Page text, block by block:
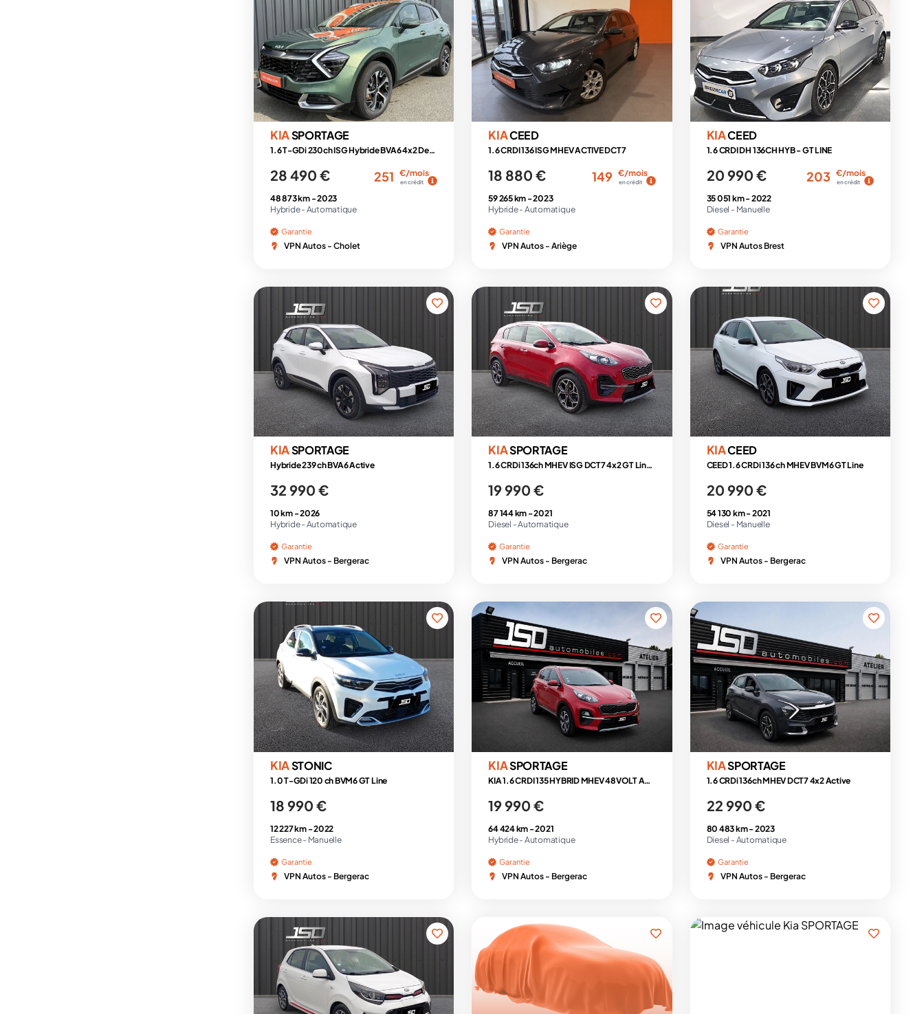
KIASPORTAGE
1.6 T-GDi 230ch ISG Hybride BVA6 4x2 Design
28 490 € 251 €/mois
en crédit
48 873 km -2023
Hybride - Automatique
Garantie
VPN Autos - Cholet
KIACEED
1.6 CRDI 136 ISG MHEV ACTIVE DCT7
18 880 € 149 €/mois
en crédit
59 265 km -2023
Hybride - Automatique
Garantie
VPN Autos - Ariège
KIACEED
1.6 CRDI DH 136CH HYB - GT LINE
20 990 € 203 €/mois
en crédit
35 051 km -2022
Diesel - Manuelle
Garantie
VPN Autos Brest
KIASPORTAGE
Hybride 239 ch BVA6 Active
32 990 €
10 km -2026
Hybride - Automatique
Garantie
VPN Autos - Bergerac
KIASPORTAGE
1.6 CRDi 136ch MHEV ISG DCT7 4x2 GT Line Premium
19 990 €
87 144 km -2021
Diesel -Automatique
Garantie
VPN Autos - Bergerac
KIACEED
CEED 1.6 CRDi 136 ch MHEV BVM6 GT Line
20 990 €
54 130 km -2021
Diesel - Manuelle
Garantie
VPN Autos - Bergerac
KIASTONIC
1.0 T-GDi 120 ch BVM6 GT Line
18 990 €
12 227 km -2022
Essence - Manuelle
Garantie
VPN Autos - Bergerac
KIASPORTAGE
KIA 1.6 CRDI 135 HYBRID MHEV 48VOLT ACTIVE 4X2 DCT BVA
19 990 €
64 424 km -2021
Hybride - Automatique
Garantie
VPN Autos - Bergerac
KIASPORTAGE
1.6 CRDi 136ch MHEV DCT7 4x2 Active
22 990 €
80 483 km -2023
Diesel - Automatique
Garantie
VPN Autos - Bergerac